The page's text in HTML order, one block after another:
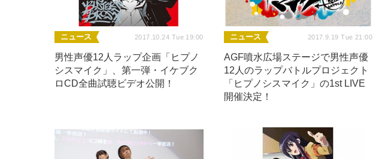
ニュース 2017.10.24 Tue 19:00
男性声優12人ラップ企画「ヒプノ
シスマイク」、第一弾・イケブク
ロCD全曲試聴ビデオ公開！
ニュース 2017.9.19 Tue 21:00
AGF噴水広場ステージで男性声優
12人のラップバトルプロジェクト
「ヒプノシスマイク」の1st LIVE
開催決定！